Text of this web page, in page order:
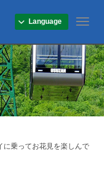
T
g
g
e
n
a
v
g
Language
に乗ってお花見を楽しんで